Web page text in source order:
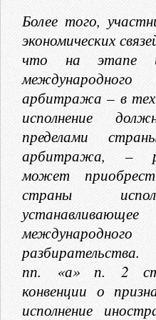
Более того,
экономических
что на этапе
арбитража – в тех
исполнение
пределами
арбитража, –
может
страны
пп. «а» п. 2
конвенции о
исполнение